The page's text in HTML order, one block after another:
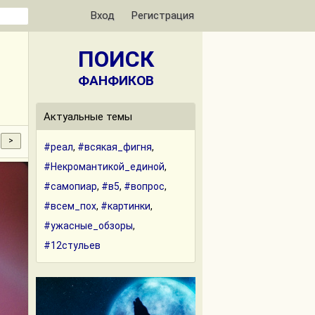
Вход Регистрация
ПОИСК
ФАНФИКОВ
Актуальные темы
#реал, #всякая_фигня,
#Некромантикой_единой,
#самопиар, #в5, #вопрос,
#всем_пох, #картинки,
#ужасные_обзоры,
#12стульев